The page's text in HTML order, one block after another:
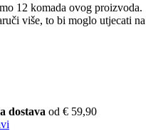
12 komada ovog proizvoda.
više, to bi moglo utjecati na
dostava od € 59,90